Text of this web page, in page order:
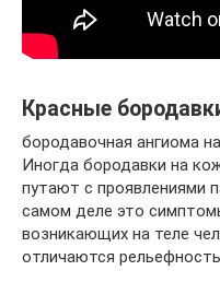
Красные
бородавочная ангиома
Иногда бородавки на
путают с проявлениями
самом деле это
возникающих на теле
отличаются